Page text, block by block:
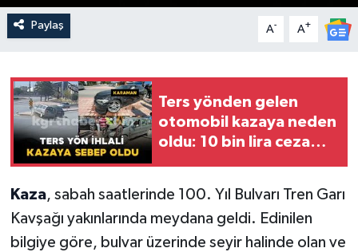
Paylaş A- A+
Ters yönden gelen
otomobil kazaya neden
oldu: 10 bin lira ceza
Kaza, sabah saatlerinde 100. Yıl Bulvarı Tren Garı
Kavşağı yakınlarında meydana geldi. Edinilen
bilgiye göre, bulvar üzerinde seyir halinde olan ve